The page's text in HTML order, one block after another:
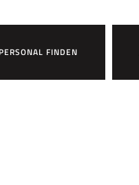
FINDEN